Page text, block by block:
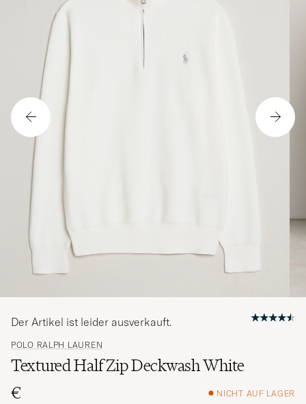
POLO RALPH LAUREN
Textured Half Zip Deckwash White
€
NICHT AUF LAGER
Der Artikel ist leider ausverkauft.